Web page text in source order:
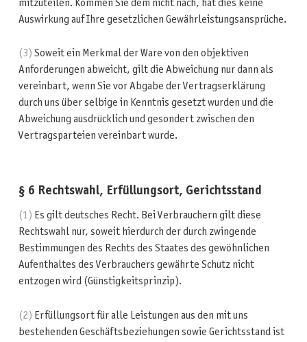
mitzuteilen. Kommen Sie dem nicht nach, hat dies keine
Auswirkung auf Ihre gesetzlichen Gewährleistungsansprüche.
(3) Soweit ein Merkmal der Ware von den objektiven
Anforderungen abweicht, gilt die Abweichung nur dann als
vereinbart, wenn Sie vor Abgabe der Vertragserklärung
durch uns über selbige in Kenntnis gesetzt wurden und die
Abweichung ausdrücklich und gesondert zwischen den
Vertragsparteien vereinbart wurde.
§ 6 Rechtswahl, Erfüllungsort, Gerichtsstand
(1) Es gilt deutsches Recht. Bei Verbrauchern gilt diese
Rechtswahl nur, soweit hierdurch der durch zwingende
Bestimmungen des Rechts des Staates des gewöhnlichen
Aufenthaltes des Verbrauchers gewährte Schutz nicht
entzogen wird (Günstigkeitsprinzip).
(2) Erfüllungsort für alle Leistungen aus den mit uns
bestehenden Geschäftsbeziehungen sowie Gerichtsstand ist